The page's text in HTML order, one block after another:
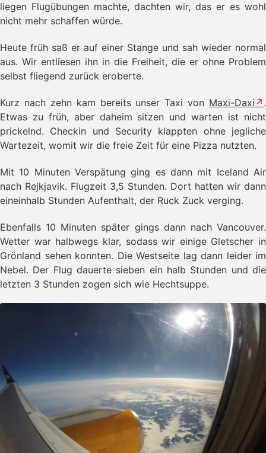
liegen Flugübungen machte, dachten wir, das er es wohl
nicht mehr schaffen würde.
Heute früh saß er auf einer Stange und sah wieder normal
aus. Wir entliesen ihn in die Freiheit, die er ohne Problem
selbst fliegend zurück eroberte.
Kurz nach zehn kam bereits unser Taxi von Maxi-Daxi
.
Etwas zu früh, aber daheim sitzen und warten ist nicht
prickelnd. Checkin und Security klappten ohne jegliche
Wartezeit, womit wir die freie Zeit für eine Pizza nutzten.
Mit 10 Minuten Verspätung ging es dann mit Iceland Air
nach Rejkjavik. Flugzeit 3,5 Stunden. Dort hatten wir dann
eineinhalb Stunden Aufenthalt, der Ruck Zuck verging.
Ebenfalls 10 Minuten später gings dann nach Vancouver.
Wetter war halbwegs klar, sodass wir einige Gletscher in
Grönland sehen konnten. Die Westseite lag dann leider im
Nebel. Der Flug dauerte sieben ein halb Stunden und die
letzten 3 Stunden zogen sich wie Hechtsuppe.